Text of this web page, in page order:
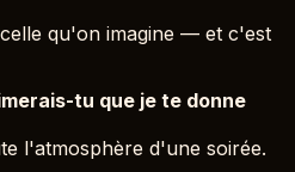
qu'on imagine — et c'est
tu que je te donne
l'atmosphère d'une soirée.